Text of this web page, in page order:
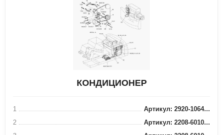
КОНДИЦИОНЕР
1
Артикул: 2920-1064...
2
Артикул: 2208-6010...